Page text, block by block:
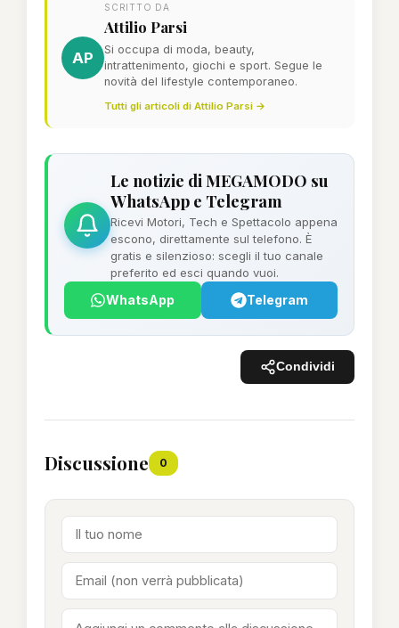
AP
SCRITTO DA
Attilio Parsi
Si occupa di moda, beauty,
intrattenimento, giochi e sport. Segue le
novità del lifestyle contemporaneo.
Tutti gli articoli di Attilio Parsi →
Le notizie di MEGAMODO su
WhatsApp e Telegram
Ricevi Motori, Tech e Spettacolo appena
escono, direttamente sul telefono. È
gratis e silenzioso: scegli il tuo canale
preferito ed esci quando vuoi.
WhatsApp Telegram
Condividi
Discussione 0